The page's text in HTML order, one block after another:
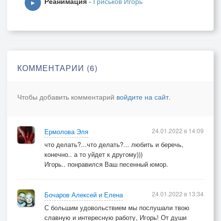
Припев:
Увидел я её и чуть не зарыдал!
Ту,что была мечтой,мечтою голубой!
И что же делать мне,что делать мне с тобой?
И что же делать мне прикажешь ты с тобой?»
▶
КОММЕНТАРИИ (6)
Чтобы добавить комментарий войдите на сайт.
Ермолова Эля
что делать?...что делать?... любить и беречь,
конечно.. а то уйдет к другому)))
Игорь.. понравился Ваш песенный юмор.
24.01.2022 в 14:09
Бочаров Алексей и Елена
С большим удовольствием мы послушали твою
славную и интересную работу, Игорь! От души
24.01.2022 в 13:34